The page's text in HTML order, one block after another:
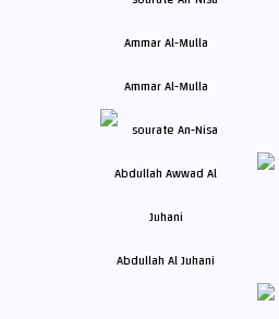
Ammar Al-Mulla
Abdullah Al Juhani